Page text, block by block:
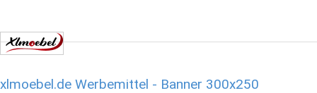
xlmoebel.de Werbemittel - Banner 300x250